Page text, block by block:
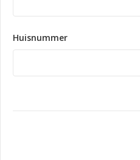
Huisnummer